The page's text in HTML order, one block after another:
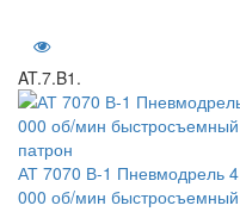
AT.7.B1.
АТ 7070 В-1 Пневмодрель 4
000 об/мин быстросъемный